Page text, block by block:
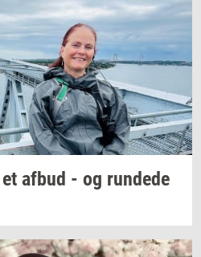
afbud - og run­de­de